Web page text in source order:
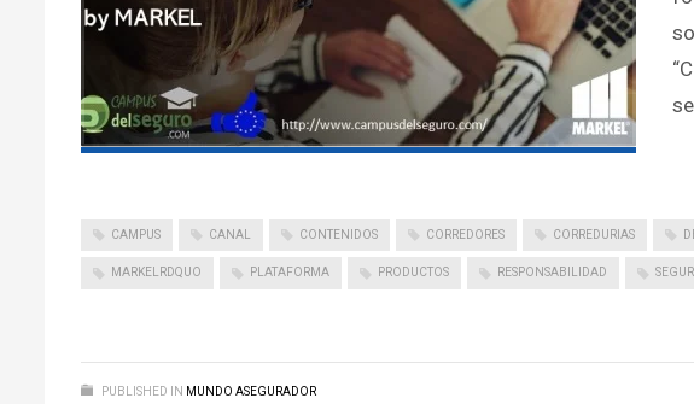
CAMPUS CANAL CONTENIDOS CORREDORES CORREDURIAS
MARKELRDQUO PLATAFORMA PRODUCTOS RESPONSABILIDAD
PUBLISHED IN MUNDO ASEGURADOR